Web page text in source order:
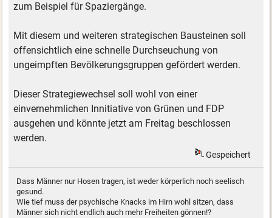
zum Beispiel für Spaziergänge.
Mit diesem und weiteren strategischen Bausteinen soll
offensichtlich eine schnelle Durchseuchung von
ungeimpften Bevölkerungsgruppen gefördert werden.
Dieser Strategiewechsel soll wohl von einer
einvernehmlichen Innitiative von Grünen und FDP
ausgehen und könnte jetzt am Freitag beschlossen
werden.
Gespeichert
Dass Männer nur Hosen tragen, ist weder körperlich noch seelisch
gesund.
Wie tief muss der psychische Knacks im Hirn wohl sitzen, dass
Männer sich nicht endlich auch mehr Freiheiten gönnen!?